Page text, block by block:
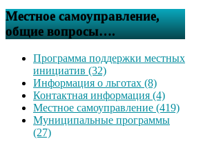
Местное самоуправление,
общие вопросы….
Программа поддержки местных
инициатив (32)
Информация о льготах (8)
Контактная информация (4)
Местное самоуправление (419)
Муниципальные программы
(27)